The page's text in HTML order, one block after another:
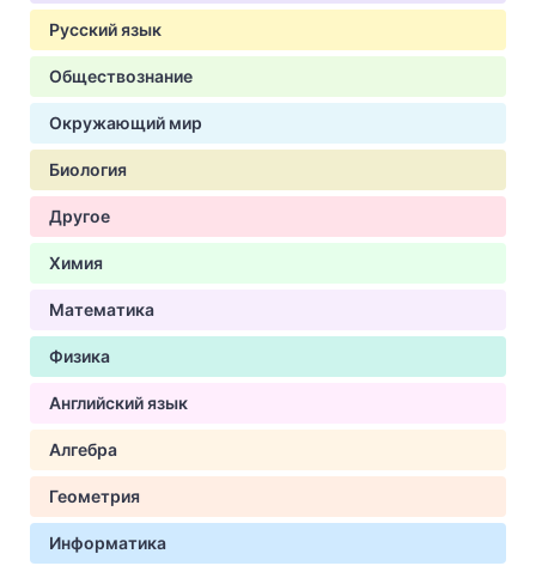
Русский язык
Обществознание
Окружающий мир
Биология
Другое
Химия
Математика
Физика
Английский язык
Алгебра
Геометрия
Информатика